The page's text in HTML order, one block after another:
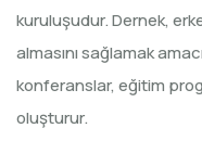
kuruluşudur. Dernek,
almasını sağlamak
konferanslar, eğitim
oluşturur.